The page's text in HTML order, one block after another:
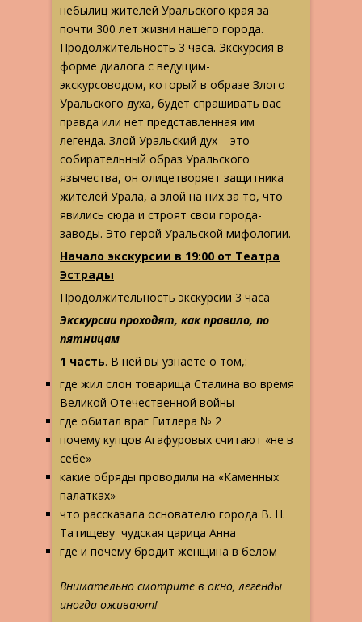
небылиц жителей Уральского края за
почти 300 лет жизни нашего города.
Продолжительность 3 часа. Экскурсия в
форме диалога с ведущим-
экскурсоводом, который в образе Злого
Уральского духа, будет спрашивать вас
правда или нет представленная им
легенда. Злой Уральский дух – это
собирательный образ Уральского
язычества, он олицетворяет защитника
жителей Урала, а злой на них за то, что
явились сюда и строят свои города-
заводы. Это герой Уральской мифологии.
Начало экскурсии в 19:00 от Театра
Эстрады
Продолжительность экскурсии 3 часа
Экскурсии проходят, как правило, по
пятницам
1 часть. В ней вы узнаете о том,:
где жил слон товарища Сталина во время
Великой Отечественной войны
где обитал враг Гитлера № 2
почему купцов Агафуровых считают «не в
себе»
какие обряды проводили на «Каменных
палатках»
что рассказала основателю города В. Н.
Татищеву чудская царица Анна
где и почему бродит женщина в белом
Внимательно смотрите в окно, легенды
иногда оживают!